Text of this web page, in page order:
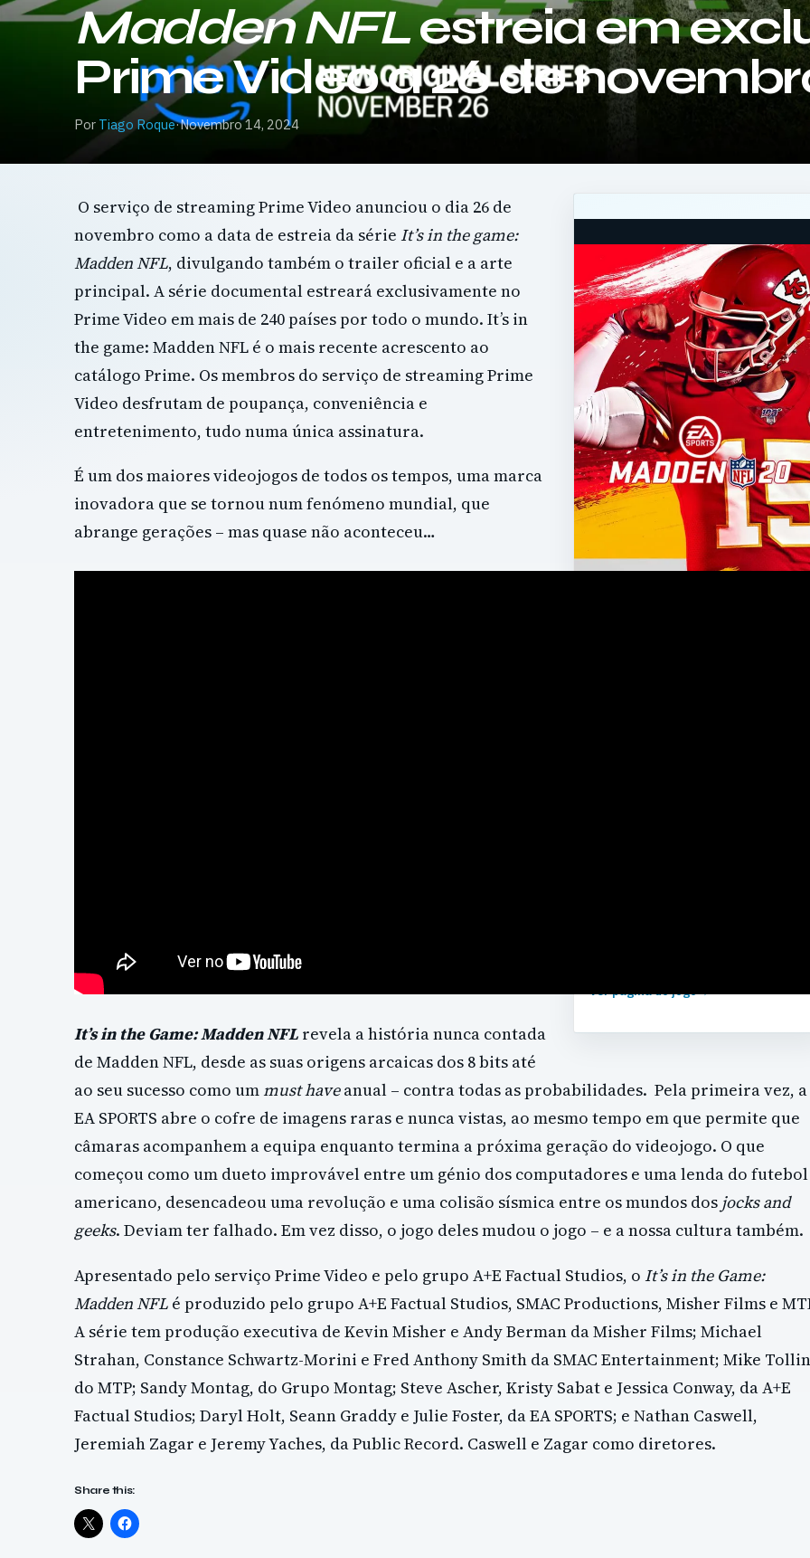
Madden NFLestreia em
Prime Video a 26 de
Por Tiago Roque·Novembro 14, 2024
Ver página do jogo→
O serviço de streaming Prime Video anunciou o dia 26 de
novembro como a data de estreia da série It’s in the game:
Madden NFL, divulgando também o trailer oficial e a arte
principal. A série documental estreará exclusivamente no
Prime Video em mais de 240 países por todo o mundo. It’s in
the game: Madden NFL é o mais recente acrescento ao
catálogo Prime. Os membros do serviço de streaming Prime
Video desfrutam de poupança, conveniência e
entretenimento, tudo numa única assinatura.
É um dos maiores videojogos de todos os tempos, uma marca
inovadora que se tornou num fenómeno mundial, que
abrange gerações – mas quase não aconteceu…
It’s in the Game: Madden NFL revela a história nunca contada
de Madden NFL, desde as suas origens arcaicas dos 8 bits até
ao seu sucesso como ummust haveanual – contra todas as probabilidades. Pela primeira vez, a
EA SPORTS abre o cofre de imagens raras e nunca vistas, ao mesmo tempo em que permite que
câmaras acompanhem a equipa enquanto termina a próxima geração do videojogo. O que
começou como um dueto improvável entre um génio dos computadores e uma lenda do futebol
americano, desencadeou uma revolução e uma colisão sísmica entre os mundos dos jocks and
geeks. Deviam ter falhado. Em vez disso, o jogo deles mudou o jogo – e a nossa cultura também.
Apresentado pelo serviço Prime Video e pelo grupo A+E Factual Studios, o It’s in the Game:
Madden NFL é produzido pelo grupo A+E Factual Studios, SMAC Productions, Misher Films e
A série tem produção executiva de Kevin Misher e Andy Berman da Misher Films; Michael
Strahan, Constance Schwartz-Morini e Fred Anthony Smith da SMAC Entertainment; Mike
do MTP; Sandy Montag, do Grupo Montag; Steve Ascher, Kristy Sabat e Jessica Conway, da A+E
Factual Studios; Daryl Holt, Seann Graddy e Julie Foster, da EA SPORTS; e Nathan Caswell,
Jeremiah Zagar e Jeremy Yaches, da Public Record. Caswell e Zagar como diretores.
Share this: